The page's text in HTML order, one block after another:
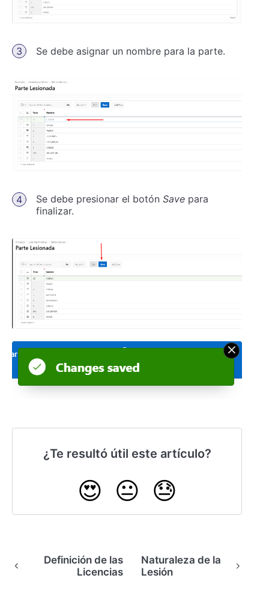
Se debe asignar un nombre para la parte.
Se debe presionar el botón Save para
finalizar.
¿Te resultó útil este artículo?
😍 😐 😓
Definición de las
Licencias
Naturaleza de la
Lesión